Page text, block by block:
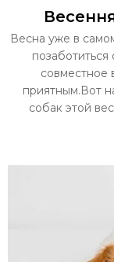
Весна уже в
приятным.Вот
собак этой